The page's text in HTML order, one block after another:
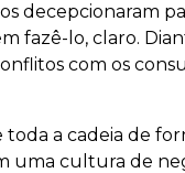
decepcionaram
fazê-lo, claro.
com os
a cadeia de
uma cultura de